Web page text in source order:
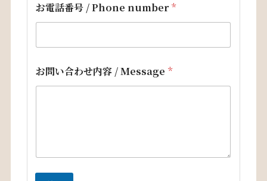
お電話番号 / Phone number*
*
お
お問い合わせ内容 / Message *